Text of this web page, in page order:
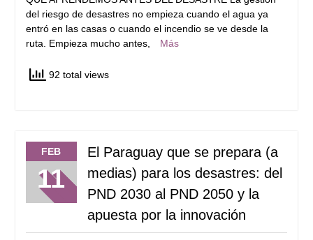
del riesgo de desastres no empieza cuando el agua ya
entró en las casas o cuando el incendio se ve desde la
ruta. Empieza mucho antes,
Más
92 total views
FEB
11
El Paraguay que se prepara (a
medias) para los desastres: del
PND 2030 al PND 2050 y la
apuesta por la innovación